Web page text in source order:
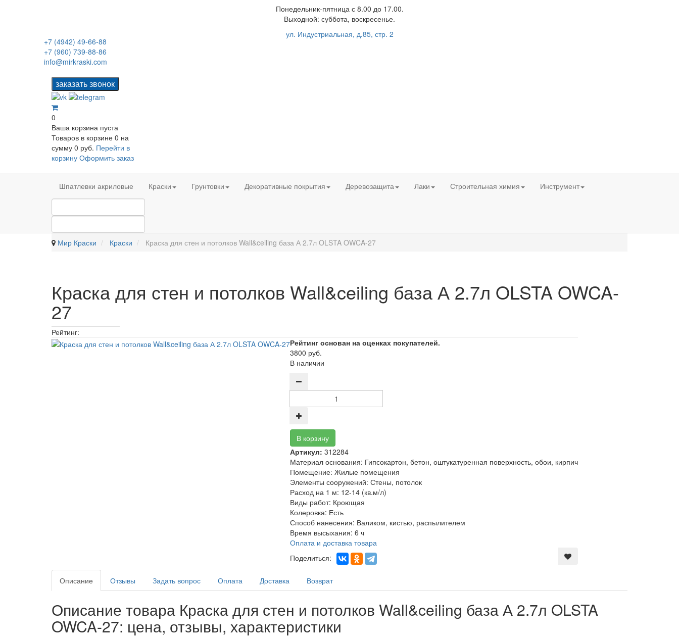
Понедельник-пятница с 8.00 до 17.00.
Выходной: суббота, воскресенье.
ул. Индустриальная, д.85, стр. 2
+7 (4942) 49-66-88
+7 (960) 739-88-86
info@mirkraski.com
0
Ваша корзина пуста
Товаров в корзине 0 на
сумму 0 руб. Перейти в
корзину Оформить заказ
Шпатлевки акриловые Краски Грунтовки Декоративные покрытия Деревозащита Лаки Строительная химия Инструмент
Мир Краски Краски Краска для стен и потолков Wall&ceiling база А 2.7л OLSTA OWCA-27
Краска для стен и потолков Wall&ceiling база А 2.7л OLSTA OWCA-
27
Рейтинг:
Рейтинг основан на оценках покупателей.
3800 руб.
В наличии
Артикул: 312284
Материал основания: Гипсокартон, бетон, оштукатуренная поверхность, обои, кирпич
Помещение: Жилые помещения
Элементы сооружений: Стены, потолок
Расход на 1 м: 12-14 (кв.м/л)
Виды работ: Кроющая
Колеровка: Есть
Способ нанесения: Валиком, кистью, распылителем
Время высыхания: 6 ч
Оплата и доставка товара
Поделиться:
Описание Отзывы Задать вопрос Оплата Доставка Возврат
Описание товара Краска для стен и потолков Wall&ceiling база А 2.7л OLSTA
OWCA-27: цена, отзывы, характеристики